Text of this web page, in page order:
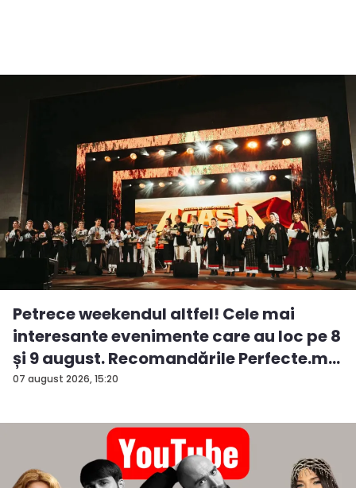
07 august 2026, 15:20
Petrece weekendul altfel! Cele mai
interesante evenimente care au loc pe 8
și 9 august. Recomandările Perfecte.m...